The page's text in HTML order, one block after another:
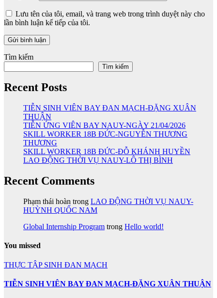
Lưu tên của tôi, email, và trang web trong trình duyệt này cho
lần bình luận kế tiếp của tôi.
Tìm kiếm
Tìm kiếm
Recent Posts
TIỄN SINH VIÊN BAY ĐAN MẠCH-ĐẶNG XUÂN
THUẬN
TIỄN ỨNG VIÊN BAY NAUY-NGÀY 21/04/2026
SKILL WORKER 18B ĐỨC-NGUYỄN THƯƠNG
THƯƠNG
SKILL WORKER 18B ĐỨC-ĐỖ KHÁNH HUYỀN
LAO ĐỘNG THỜI VỤ NAUY-LÔ THỊ BÌNH
Recent Comments
Phạm thái hoàn trong LAO ĐỘNG THỜI VỤ NAUY-
HUỲNH QUỐC NAM
Global Internship Program trong Hello world!
You missed
THỰC TẬP SINH ĐAN MẠCH
TIỄN SINH VIÊN BAY ĐAN MẠCH-ĐẶNG XUÂN THUẬN